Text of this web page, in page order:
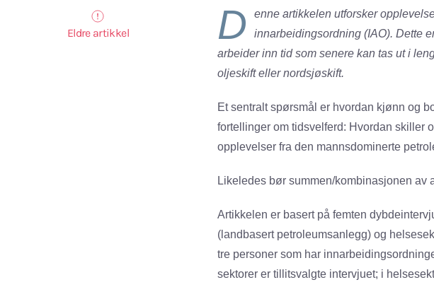
Eldre artikkel D
enne artikkelen utforsker
innarbeidingsordning (IAO). Dette
arbeider inn tid som senere kan tas ut i
oljeskift eller nordsjøskift.
Et sentralt spørsmål er hvordan kjønn og
fortellinger om tidsvelferd: Hvordan skiller
opplevelser fra den mannsdominerte
Likeledes bør summen/kombinasjonen
Artikkelen er basert på femten
(landbasert petroleumsanlegg) og
tre personer som har
sektorer er tillitsvalgte intervjuet; i